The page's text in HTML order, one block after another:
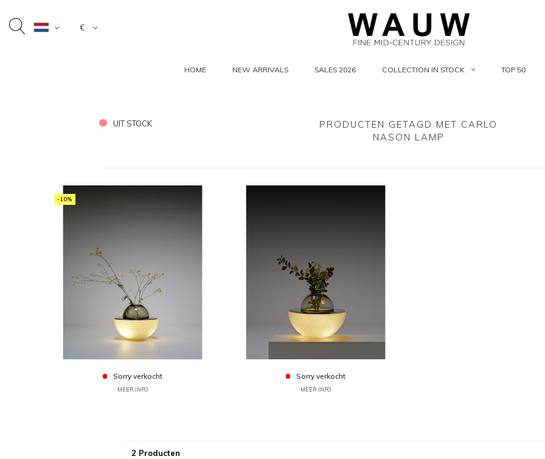
€
HOME NEW ARRIVALS SALES 2026 COLLECTION IN STOCK TOP 50
UIT STOCK
PRODUCTEN GETAGD MET CARLO
NASON LAMP
-10%
Sorry verkocht
MEER INFO
Sorry verkocht
MEER INFO
2 Producten